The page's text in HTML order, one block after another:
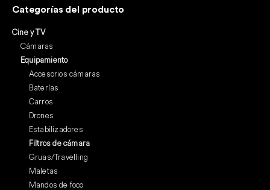
Categorías del producto
Cine y TV
Cámaras
Equipamiento
Accesorios cámaras
Baterías
Carros
Drones
Estabilizadores
Filtros de cámara
Gruas/Travelling
Maletas
Mandos de foco